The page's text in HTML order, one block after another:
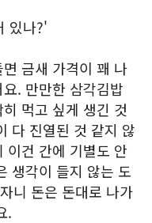
있나?'
금새 가격이 꽤 나
. 만만한 삼각김밥
먹고 싶게 생긴 것
다 진열된 것 같지 않
이건 간에 기별도 안
생각이 들지 않는 도
니 돈은 돈대로 나가
.